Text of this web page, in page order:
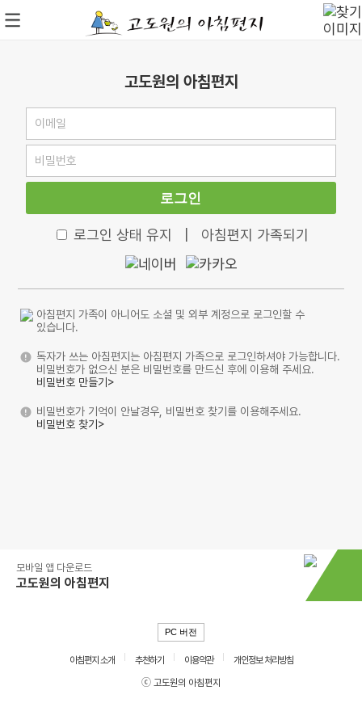
고도원의 아침편지
로그인
로그인 상태 유지 아침편지 가족되기
아침편지 가족이 아니어도 소셜 및 외부 계정으로 로그인할 수
있습니다.
독자가 쓰는 아침편지는 아침편지 가족으로 로그인하셔야 가능합니다.
비밀번호가 없으신 분은 비밀번호를 만드신 후에 이용해 주세요.
비밀번호 만들기>
비밀번호가 기억이 안날경우, 비밀번호 찾기를 이용해주세요.
비밀번호 찾기>
모바일 앱 다운로드
고도원의 아침편지
PC 버전
아침편지 소개 추천하기 이용약관
개인정보 처리방침
ⓒ 고도원의 아침편지